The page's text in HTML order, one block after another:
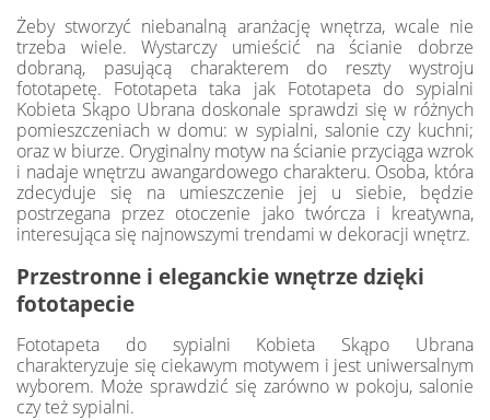
Żeby stworzyć niebanalną aranżację wnętrza, wcale nie
trzeba wiele. Wystarczy umieścić na ścianie dobrze
dobraną, pasującą charakterem do reszty wystroju
fototapetę. Fototapeta taka jak Fototapeta do sypialni
Kobieta Skąpo Ubrana doskonale sprawdzi się w różnych
pomieszczeniach w domu: w sypialni, salonie czy kuchni;
oraz w biurze. Oryginalny motyw na ścianie przyciąga wzrok
i nadaje wnętrzu awangardowego charakteru. Osoba, która
zdecyduje się na umieszczenie jej u siebie, będzie
postrzegana przez otoczenie jako twórcza i kreatywna,
interesująca się najnowszymi trendami w dekoracji wnętrz.
Przestronne i eleganckie wnętrze dzięki
fototapecie
Fototapeta do sypialni Kobieta Skąpo Ubrana
charakteryzuje się ciekawym motywem i jest uniwersalnym
wyborem. Może sprawdzić się zarówno w pokoju, salonie
czy też sypialni.